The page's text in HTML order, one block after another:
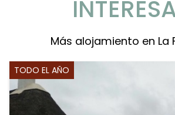
Más alojamiento en La
TODO EL AÑO